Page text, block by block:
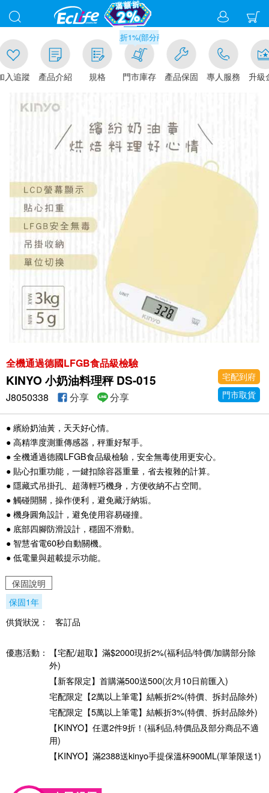
蹤 產品介紹 規格
滿千元門市取貨現折1%(部分商品不適用)-請點我看
門市庫存 產品保固 專人服務 升級金賺
全機通過德國LFGB食品級檢驗
KINYO 小奶油料理秤 DS-015
宅配到府
門市取貨
J8050338 分享 分享
● 繽紛奶油黃，天天好心情。
● 高精準度測重傳感器，秤重好幫手。
● 全機通過德國LFGB食品級檢驗，安全無毒使用更安心。
● 貼心扣重功能，一鍵扣除容器重量，省去複雜的計算。
● 隱藏式吊掛孔、超薄輕巧機身，方便收納不占空間。
● 觸碰開關，操作便利，避免藏汙納垢。
● 機身圓角設計，避免使用容易碰撞。
● 底部四腳防滑設計，穩固不滑動。
● 智慧省電60秒自動關機。
● 低電量與超載提示功能。
保固說明
保固1年
供貨狀況：
客訂品
優惠活動：
【宅配/超取】滿$2000現折2%(福利品/特價/加購部分除
外)
【新客限定】首購滿500送500(次月10日前匯入)
宅配限定【2萬以上筆電】結帳折2%(特價、拆封品除外)
宅配限定【5萬以上筆電】結帳折3%(特價、拆封品除外)
【KINYO】任選2件9折！(福利品,特價品及部分商品不適
用)
【KINYO】滿2388送kinyo手提保溫杯900ML(單筆限送1)